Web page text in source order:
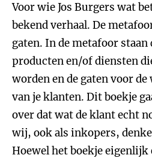
Voor wie Jos Burgers wat
bekend verhaal. De
gaten. In de metafoor staan
producten en/of diensten
worden en de gaten voor
van je klanten. Dit boekje
over dat wat de klant echt
wij, ook als inkopers,
Hoewel het boekje eigenlijk